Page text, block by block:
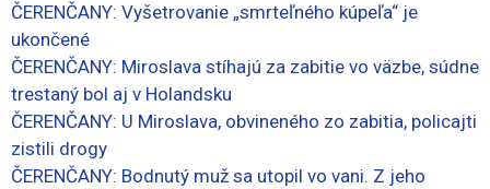
ČERENČANY: Vyšetrovanie „smrteľného kúpeľa“ je
ukončené
ČERENČANY: Miroslava stíhajú za zabitie vo väzbe, súdne
trestaný bol aj v Holandsku
ČERENČANY: U Miroslava, obvineného zo zabitia, policajti
zistili drogy
ČERENČANY: Bodnutý muž sa utopil vo vani. Z jeho